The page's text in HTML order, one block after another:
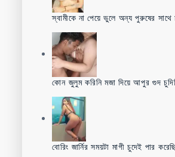
স্বামীকে না পেয়ে ভুলে অন্য পুরুষের সাথে
কোন জুলুম করিনি মজা দিয়ে আপুর গুদ
বোরিং জার্নির সময়টা মাগী চুদেই পার করেছি